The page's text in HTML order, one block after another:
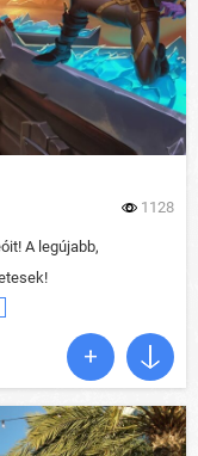
1128
A legújabb,